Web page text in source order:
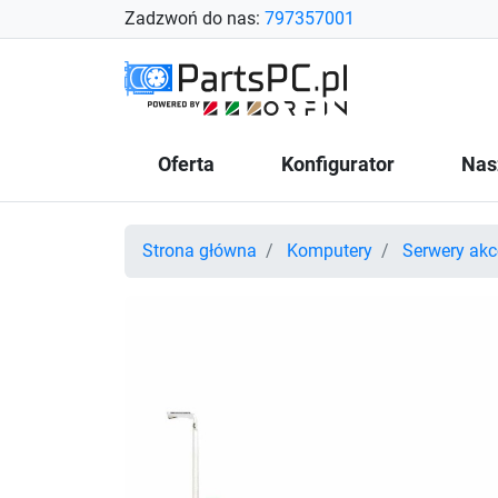
Zadzwoń do nas: 797357001
Oferta Konfigurator
Strona główna Komputery Serwery